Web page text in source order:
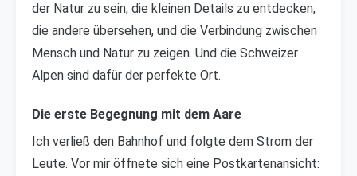
der Natur zu sein, die kleinen Details zu entdecken,
die andere übersehen, und die Verbindung zwischen
Mensch und Natur zu zeigen. Und die Schweizer
Alpen sind dafür der perfekte Ort.
Die erste Begegnung mit dem Aare
Ich verließ den Bahnhof und folgte dem Strom der
Leute. Vor mir öffnete sich eine Postkartenansicht: